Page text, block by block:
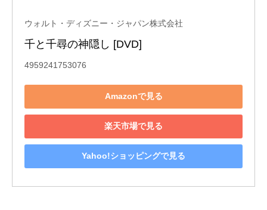
ウォルト・ディズニー・ジャパン株式会社
千と千尋の神隠し [DVD]
4959241753076
Amazonで見る
楽天市場で見る
Yahoo!ショッピングで見る